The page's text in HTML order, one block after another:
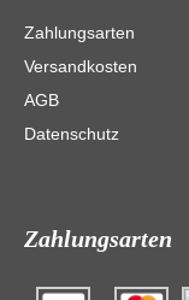
Zahlungsarten
Versandkosten
AGB
Datenschutz
Zahlungsarten